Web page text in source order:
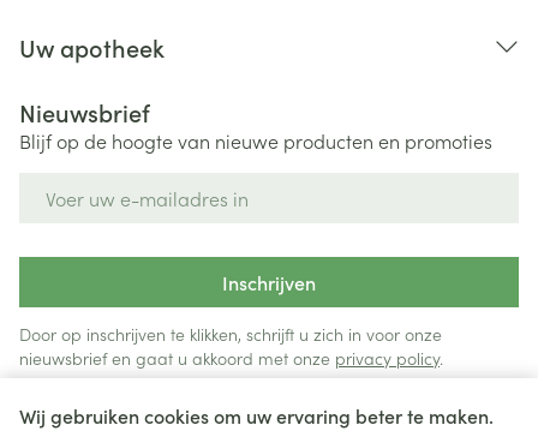
Wij gebruiken cookies om uw ervaring beter te maken.
Uw apotheek
Nieuwsbrief
Blijf op de hoogte van nieuwe producten en promoties
Inschrijven
Door op inschrijven te klikken, schrijft u zich in voor onze
nieuwsbrief en gaat u akkoord met onze privacy policy.